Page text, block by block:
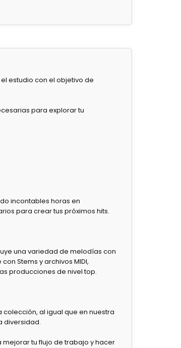
estudio con el objetivo de
para explorar tu
incontables horas en
para crear tus próximos hits.
una variedad de melodías con
Stems y archivos MIDI,
producciones de nivel top.
al igual que en nuestra
diversidad.
tu flujo de trabajo y hacer